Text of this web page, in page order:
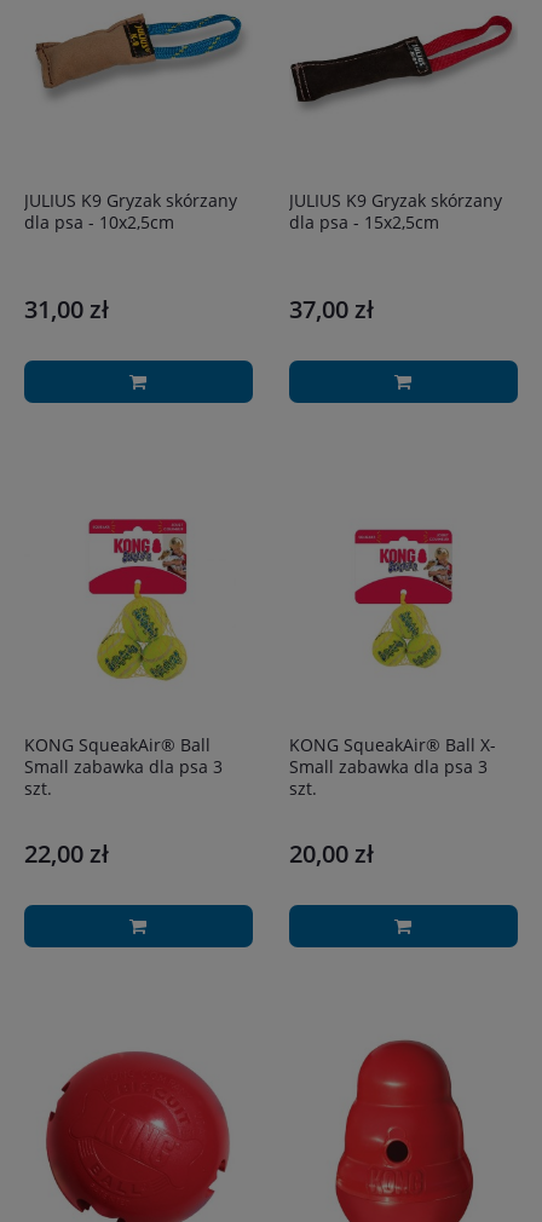
JULIUS K9 Gryzak skórzany
dla psa - 10x2,5cm
31,00 zł
JULIUS K9 Gryzak skórzany
dla psa - 15x2,5cm
37,00 zł
KONG SqueakAir® Ball
Small zabawka dla psa 3
szt.
22,00 zł
KONG SqueakAir® Ball X-
Small zabawka dla psa 3
szt.
20,00 zł